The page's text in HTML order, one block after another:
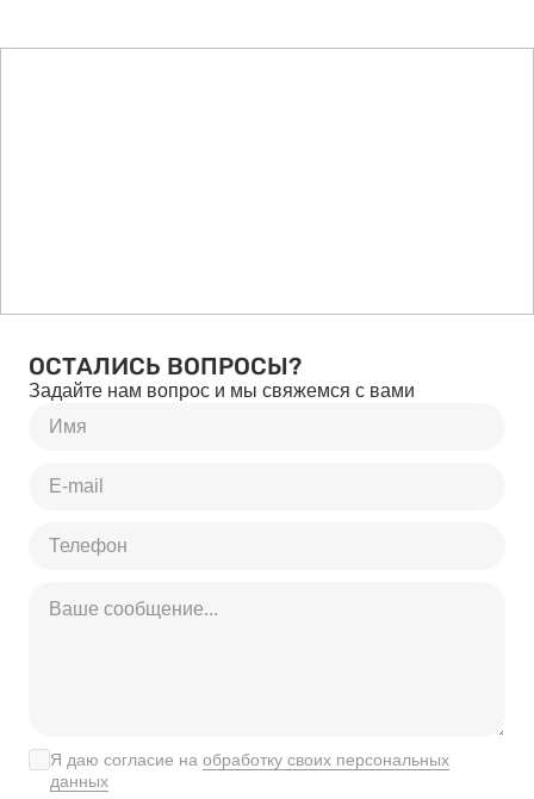
ОСТАЛИСЬ ВОПРОСЫ?
Задайте нам вопрос и мы свяжемся с вами
Я даю согласие на обработку своих персональных
данных